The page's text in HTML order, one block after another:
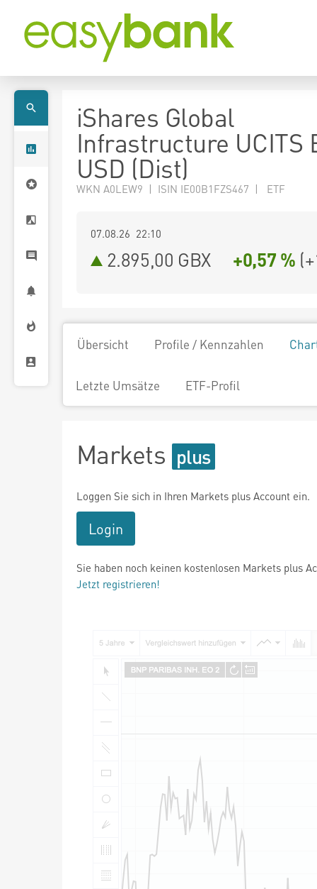
iShares Global
Infrastructure UCITS
USD (Dist)
WKN A0LEW9 | ISIN IE00B1FZS467 | ETF
07.08.26 22:10
2.895,00 GBX +0,57 % (
Übersicht Profile / Kennzahlen
Letzte Umsätze ETF-Profil
Markets
Loggen Sie sich in Ihren Markets plus Account ein.
Login
Sie haben noch keinen kostenlosen Markets plus
Jetzt registrieren!